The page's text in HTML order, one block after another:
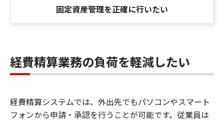
固定資産管理を正確に行いたい
経費精算業務の負荷を軽減したい
経費精算システムでは、外出先でもパソコンやスマート
フォンから申請・承認を行うことが可能です。従業員は